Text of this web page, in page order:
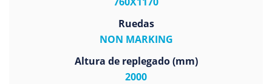
Ruedas
NON MARKING
Altura de replegado (mm)
2000